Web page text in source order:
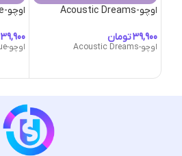
اوچو-Acoustic Dreams
تومان
اوچو-Acoustic Dreams
اوچو-Alienhive Blue
اوچو-Alienhive Blue